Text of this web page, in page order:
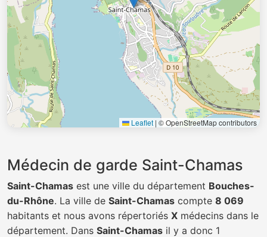
Leaflet | © OpenStreetMap contributors
Médecin de garde Saint-Chamas
Saint-Chamas est une ville du département Bouches-
du-Rhône. La ville de Saint-Chamas compte 8 069
habitants et nous avons répertoriés X médecins dans le
département. Dans Saint-Chamas il y a donc 1